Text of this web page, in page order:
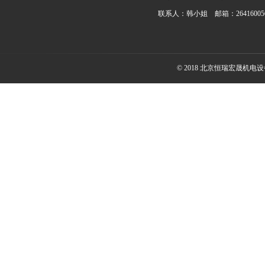
联系人：韩小姐 邮箱：
© 2018 北京恒瑞宏晟机电